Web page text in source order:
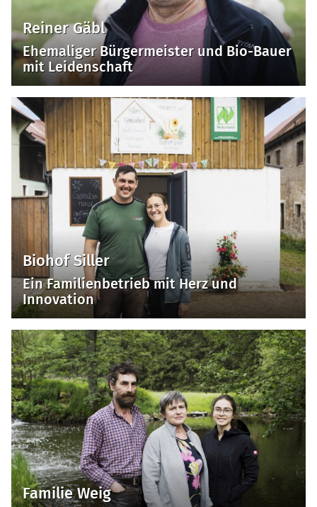
Reiner Gäbl
Ehemaliger Bürgermeister und Bio-Bauer
mit Leidenschaft
Biohof Siller
Ein Familienbetrieb mit Herz und
Innovation
Familie Weig